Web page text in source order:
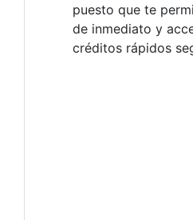
puesto que te
de inmediato y
créditos rápidos